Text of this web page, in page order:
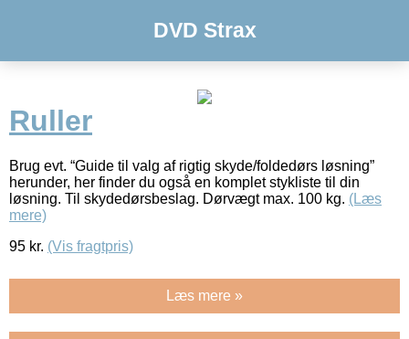
DVD Strax
Ruller
Brug evt. “Guide til valg af rigtig skyde/foldedørs løsning”
herunder, her finder du også en komplet stykliste til din
løsning. Til skydedørsbeslag. Dørvægt max. 100 kg. (Læs
mere)
95 kr. (Vis fragtpris)
Læs mere »